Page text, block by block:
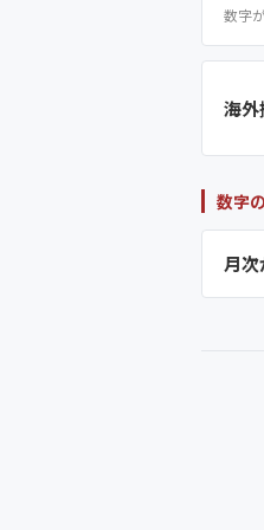
数字
海外
数字
月次